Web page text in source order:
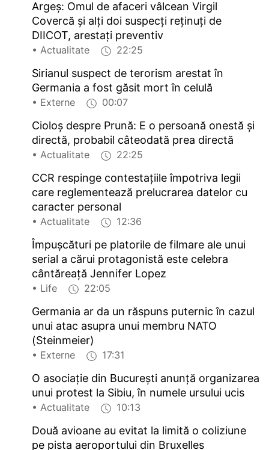
Argeș: Omul de afaceri vâlcean Virgil
Covercă și alți doi suspecți reținuți de
DIICOT, arestați preventiv
• Actualitate 22:25
Sirianul suspect de terorism arestat în
Germania a fost găsit mort în celulă
• Externe 00:07
Cioloș despre Prună: E o persoană onestă și
directă, probabil câteodată prea directă
• Actualitate 22:25
CCR respinge contestațiile împotriva legii
care reglementează prelucrarea datelor cu
caracter personal
• Actualitate 12:36
Împușcături pe platorile de filmare ale unui
serial a cărui protagonistă este celebra
cântăreață Jennifer Lopez
• Life 22:05
Germania ar da un răspuns puternic în cazul
unui atac asupra unui membru NATO
(Steinmeier)
• Externe 17:31
O asociație din București anunță organizarea
unui protest la Sibiu, în numele ursului ucis
• Actualitate 10:13
Două avioane au evitat la limită o coliziune
pe pista aeroportului din Bruxelles